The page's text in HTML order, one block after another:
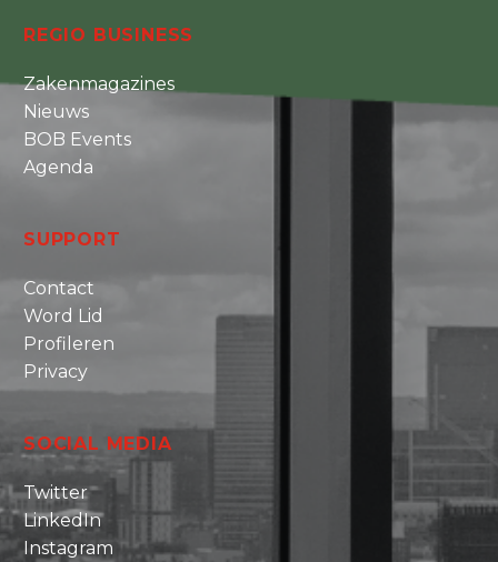
REGIO BUSINESS
Zakenmagazines
Nieuws
BOB Events
Agenda
SUPPORT
Contact
Word Lid
Profileren
Privacy
SOCIAL MEDIA
Twitter
LinkedIn
Instagram